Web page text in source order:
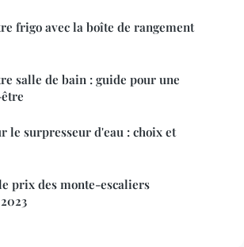
frigo avec la boîte de rangement
salle de bain : guide pour une
le surpresseur d'eau : choix et
prix des monte-escaliers